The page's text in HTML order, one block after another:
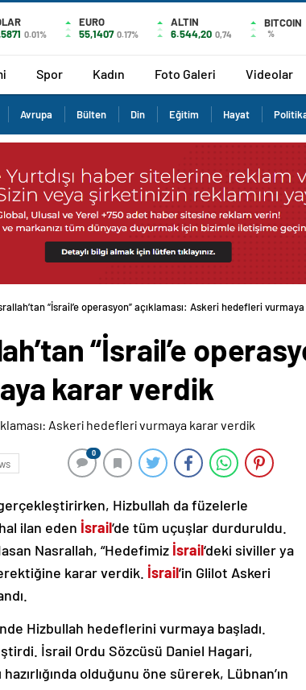
0.01%
EURO
55,1407 0.17%
ALTIN
6.544,20 0,74
BITCOIN
%
Spor Kadın Foto Galeri Videolar
Avrupa Bülten Din Eğitim Hayat
“İsrail’e operasyon” açıklaması: Askeri hedefleri
“İsrail’e
karar verdik
ilan eden İsrail ‘de tüm uçuşlar durduruldu.
Nasrallah, “Hedefimizİsrail‘deki siviller ya
karar verdik.İsrail‘in Glilot Askeri
İsrail Ordu Sözcüsü Daniel Hagari,
olduğunu öne sürerek, Lübnan’ın
Hagari, yaptığı açıklamada, “Az önce